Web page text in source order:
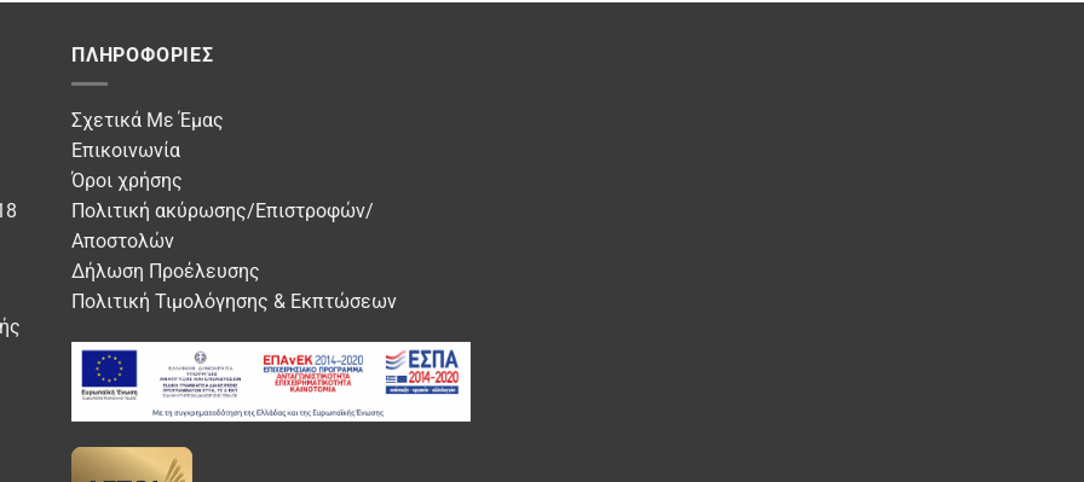
να
σελίδα
προϊόντος
ΠΛΗΡΟΦΟΡΊΕΣ
Σχετικά Με Έμας
Επικοινωνία
Όροι χρήσης
Πολιτική ακύρωσης/Επιστροφών/
Αποστολών
Δήλωση Προέλευσης
Πολιτική Τιμολόγησης & Εκπτώσεων